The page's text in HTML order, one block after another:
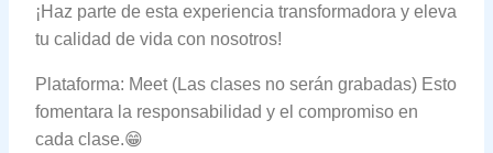
¡Haz parte de esta experiencia transformadora y eleva
tu calidad de vida con nosotros!
Plataforma: Meet (Las clases no serán grabadas) Esto
fomentara la responsabilidad y el compromiso en
cada clase.😁